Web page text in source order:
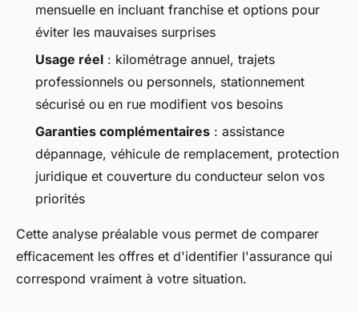
mensuelle en incluant franchise et options pour
éviter les mauvaises surprises
Usage réel : kilométrage annuel, trajets
professionnels ou personnels, stationnement
sécurisé ou en rue modifient vos besoins
Garanties complémentaires : assistance
dépannage, véhicule de remplacement, protection
juridique et couverture du conducteur selon vos
priorités
Cette analyse préalable vous permet de comparer
efficacement les offres et d'identifier l'assurance qui
correspond vraiment à votre situation.